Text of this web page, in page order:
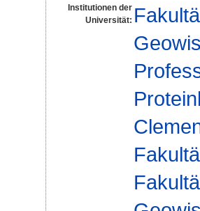
Institutionen der
Universität: